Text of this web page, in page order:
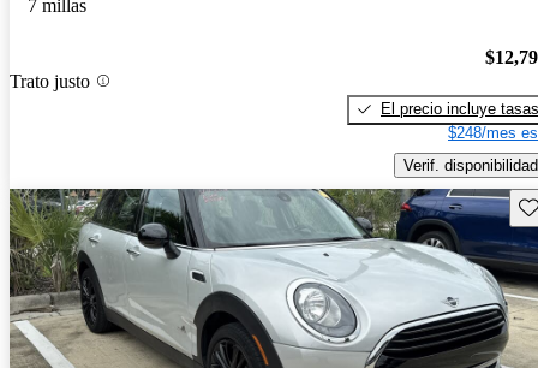
7 millas
Trato justo
El precio incluye tasas
$248/mes
Verif. disponibilidad